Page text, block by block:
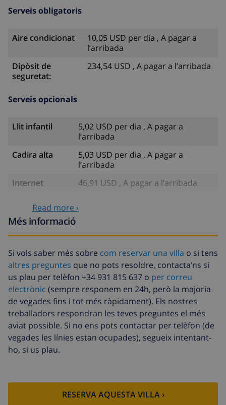
Serveis obligatoris
Aire condicionat
10,05 USD per dia , A pagar a
l’arribada
Dipòsit de
seguretat:
234,54 USD , A pagar a l’arribada
Serveis opcionals
Llit infantil
5,02 USD per dia , A pagar a
l’arribada
Cadira alta
5,03 USD per dia , A pagar a
l’arribada
Internet
46,91 USD , A pagar a l’arribada
l’arribada
retard
Llenca extra
17,59 USD per persona , A pagar a
l’arribada
Tovalloles
extra
8,80 USD per persona , A pagar a
l’arribada
Sortida
tardana
113,75 USD
Neteja extra
Basat en el consum d’energia
cancel·lació :
Read more ›
Més informació
Si vols saber més sobre com reservar una villa o si tens
altres preguntes que no pots resoldre, contacta’ns si
us plau per telèfon +34 931 815 637 o per correu
electrònic (sempre responem en 24h, però la majoria
de vegades fins i tot més ràpidament). Els nostres
treballadors respondran les teves preguntes el més
aviat possible. Si no ens pots contactar per telèfon (de
vegades les línies estan ocupades), segueix intentant-
ho, si us plau.
RESERVA AQUESTA VILLA ›